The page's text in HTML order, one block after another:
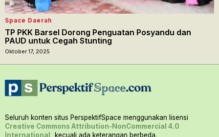
Space Daerah
TP PKK Barsel Dorong Penguatan Posyandu dan
PAUD untuk Cegah Stunting
Oktober 17, 2025
Seluruh konten situs PerspektifSpace menggunakan lisensi
Creative Commons Attribution-NonCommercial 4.0
International,
kecuali ada keterangan berbeda.